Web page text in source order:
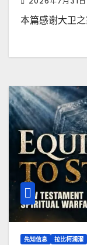
本篇感谢大卫
先知信息 拉比柯澜濯